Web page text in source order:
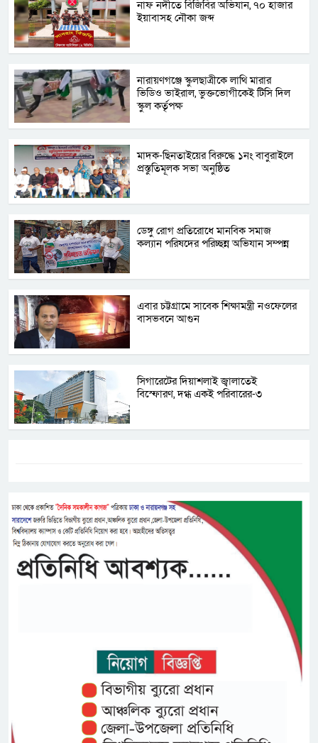
নাফ নদীতে বিজিবির অভিযান, ৭০ হাজার
ইয়াবাসহ নৌকা জব্দ
নারায়ণগঞ্জে স্কুলছাত্রীকে লাথি মারার
ভিডিও ভাইরাল, ভুক্তভোগীকেই টিসি দিল
স্কুল কর্তৃপক্ষ
মাদক-ছিনতাইয়ের বিরুদ্ধে ১নং বাবুরাইলে
প্রস্তুতিমূলক সভা অনুষ্ঠিত
ডেঙ্গু রোগ প্রতিরোধে মানবিক সমাজ
কল্যান পরিষদের পরিচ্ছন্ন অভিযান সম্পন্ন
এবার চট্টগ্রামে সাবেক শিক্ষামন্ত্রী নওফেলের
বাসভবনে আগুন
সিগারেটের দিয়াশলাই জ্বালাতেই
বিস্ফোরণ, দগ্ধ একই পরিবারের-৩